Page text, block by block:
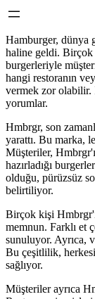
Hamburger, dünya
haline geldi. Birçok
burgerleriyle
hangi restoranın
vermek zor olabilir.
yorumlar.
Hmbrgr, son
yarattı. Bu marka,
Müşteriler,
hazırladığı
olduğu, pürüzsüz
belirtiliyor.
Birçok kişi
memnun. Farklı et
sunuluyor. Ayrıca,
Bu çeşitlilik,
sağlıyor.
Müşteriler ayrıca